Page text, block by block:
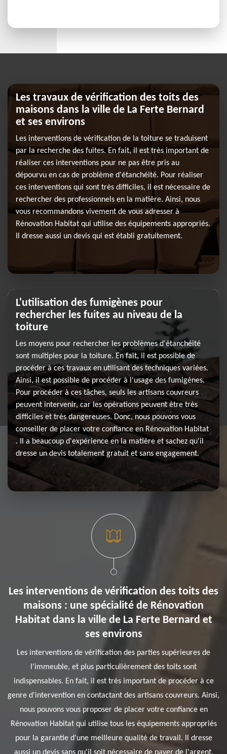
Les travaux de vérification des toits des
maisons dans la ville de La Ferte Bernard
et ses environs
Les interventions de vérification de la toiture se traduisent
par la recherche des fuites. En fait, il est très important de
réaliser ces interventions pour ne pas être pris au
dépourvu en cas de problème d'étanchéité. Pour réaliser
ces interventions qui sont très difficiles, il est nécessaire de
rechercher des professionnels en la matière. Ainsi, nous
vous recommandons vivement de vous adresser à
Rénovation Habitat qui utilise des équipements appropriés.
Il dresse aussi un devis qui est établi gratuitement.
L'utilisation des fumigènes pour
rechercher les fuites au niveau de la
toiture
Les moyens pour rechercher les problèmes d'étanchéité
sont multiples pour la toiture. En fait, il est possible de
procéder à ces travaux en utilisant des techniques variées.
Ainsi, il est possible de procéder à l'usage des fumigènes.
Pour procéder à ces tâches, seuls les artisans couvreurs
peuvent intervenir, car les opérations peuvent être très
difficiles et très dangereuses. Donc, nous pouvons vous
conseiller de placer votre confiance en Rénovation Habitat
. Il a beaucoup d'expérience en la matière et sachez qu'il
dresse un devis totalement gratuit et sans engagement.
Les interventions de vérification des toits des
maisons : une spécialité de Rénovation
Habitat dans la ville de La Ferte Bernard et
ses environs
Les interventions de vérification des parties supérieures de
l'immeuble, et plus particulièrement des toits sont
indispensables. En fait, il est très important de procéder à ce
genre d'intervention en contactant des artisans couvreurs. Ainsi,
nous pouvons vous proposer de placer votre confiance en
Rénovation Habitat qui utilise tous les équipements appropriés
pour la garantie d'une meilleure qualité de travail. Il dresse